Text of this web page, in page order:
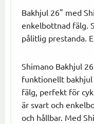
Bakhjul 26" med
enkelbottnad fälg.
pålitlig prestanda.
Shimano Bakhjul
funktionellt
fälg, perfekt för
är svart och
och hållbar. Med